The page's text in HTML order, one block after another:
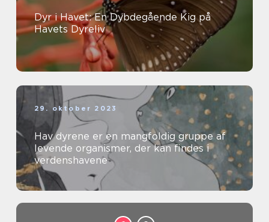
Dyr i Havet: En Dybdegående Kig på
Havets Dyreliv
29. oktober 2023
Hav dyrene er en mangfoldig gruppe af
levende organismer, der kan findes i
verdenshavene